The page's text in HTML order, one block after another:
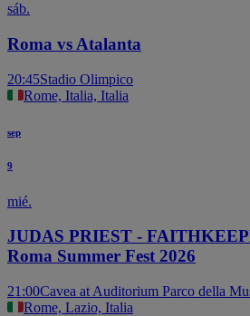
sáb.
Roma vs Atalanta
20:45Stadio Olimpico
Rome, Italia, Italia
sep
9
mié.
JUDAS PRIEST -
Roma Summer Fest 2026
21:00Cavea at Auditorium Parco della
Rome, Lazio, Italia